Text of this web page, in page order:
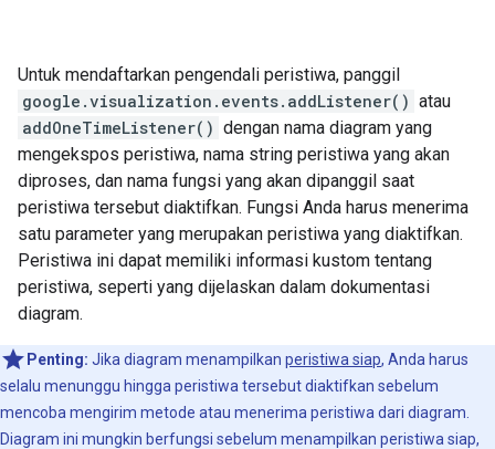
Untuk mendaftarkan pengendali peristiwa, panggil
google.visualization.events.addListener() atau
addOneTimeListener() dengan nama diagram yang
mengekspos peristiwa, nama string peristiwa yang akan
diproses, dan nama fungsi yang akan dipanggil saat
peristiwa tersebut diaktifkan. Fungsi Anda harus menerima
satu parameter yang merupakan peristiwa yang diaktifkan.
Peristiwa ini dapat memiliki informasi kustom tentang
peristiwa, seperti yang dijelaskan dalam dokumentasi
diagram.
Penting: Jika diagram menampilkan peristiwa siap, Anda harus
selalu menunggu hingga peristiwa tersebut diaktifkan sebelum
mencoba mengirim metode atau menerima peristiwa dari diagram.
Diagram ini mungkin berfungsi sebelum menampilkan peristiwa siap,